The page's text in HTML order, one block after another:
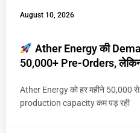
August 10, 2026
Ather Energy की
50,000+ Pre-Orders,
Ather Energy को हर महीने 50,000
production capacity कम पड़ रही